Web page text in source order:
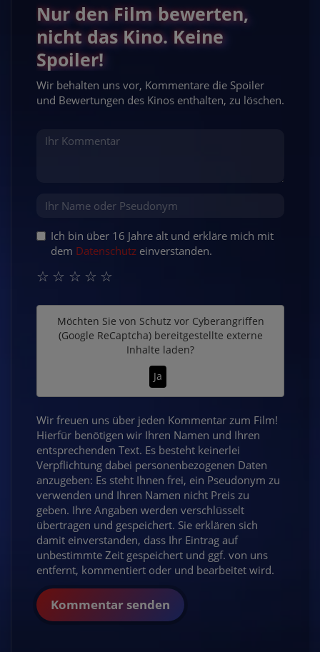
Nur den Film bewerten,
nicht das Kino. Keine
Spoiler!
Wir behalten uns vor, Kommentare die Spoiler
und Bewertungen des Kinos enthalten, zu löschen.
Ich bin über 16 Jahre alt und erkläre mich mit
dem Datenschutz einverstanden.
☆
☆
☆
☆
☆
Möchten Sie von Schutz vor Cyberangriffen
(Google ReCaptcha)bereitgestellte externe
Inhalte laden?
Ja
Wir freuen uns über jeden Kommentar zum Film!
Hierfür benötigen wir Ihren Namen und Ihren
entsprechenden Text. Es besteht keinerlei
Verpflichtung dabei personenbezogenen Daten
anzugeben: Es steht Ihnen frei, ein Pseudonym zu
verwenden und Ihren Namen nicht Preis zu
geben. Ihre Angaben werden verschlüsselt
übertragen und gespeichert. Sie erklären sich
damit einverstanden, dass Ihr Eintrag auf
unbestimmte Zeit gespeichert und ggf. von uns
entfernt, kommentiert oder und bearbeitet wird.
Kommentar senden